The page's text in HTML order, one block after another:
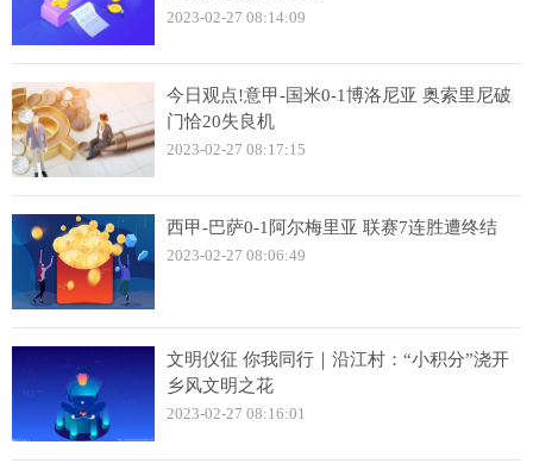
2023-02-27 08:14:09
今日观点!意甲-国米0-1博洛尼亚 奥索里尼破
门恰20失良机
2023-02-27 08:17:15
西甲-巴萨0-1阿尔梅里亚 联赛7连胜遭终结
2023-02-27 08:06:49
文明仪征 你我同行｜沿江村：“小积分”浇开
乡风文明之花
2023-02-27 08:16:01